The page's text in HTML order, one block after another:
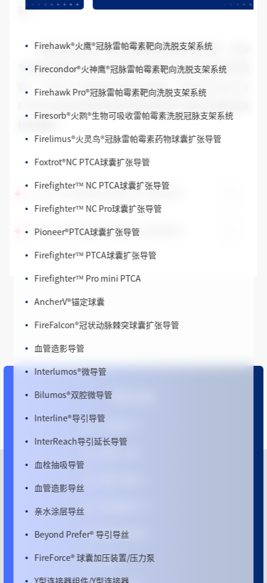
Firehawk ® 火鹰®冠脉雷帕霉素靶向洗脱支架系统
Firecondor ® 火神鹰®冠脉雷帕霉素靶向洗脱支架系统
Firehawk Pro ®冠脉雷帕霉素靶向洗脱支架系统
Firesorb ® 火鹮®生物可吸收雷帕霉素洗脱冠脉支架系统
Firelimus ® 火灵鸟®冠脉雷帕霉素药物球囊扩张导管
Foxtrot®NC PTCA球囊扩张导管
Firefighter™ NC PTCA球囊扩张导管
Firefighter™ NC Pro球囊扩张导管
Pioneer ®PTCA球囊扩张导管
Firefighter™ PTCA球囊扩张导管
Firefighter™ Pro mini PTCA
AncherV®锚定球囊
FireFalcon ®冠状动脉棘突球囊扩张导管
血管造影导管
Interlumos®微导管
Bilumos ®双腔微导管
Interline ®导引导管
InterReach导引延长导管
血栓抽吸导管
血管造影导丝
亲水涂层导丝
Beyond Prefer ® 导引导丝
FireForce ® 球囊加压装置/压力泵
Y型连接器组件/Y型连接器
架”。
通过参与此次CIT会议并举办系列学术活动，与会
专家更全面地了解了微创两代药物支架在临床中的表
现，分享了大型临床研究成果，相信Firebird与
上一篇：第36届微创生物医学论坛圆满举行
下一篇：第36届微创生物医学论坛圆满举行
微创®电生理
MPO